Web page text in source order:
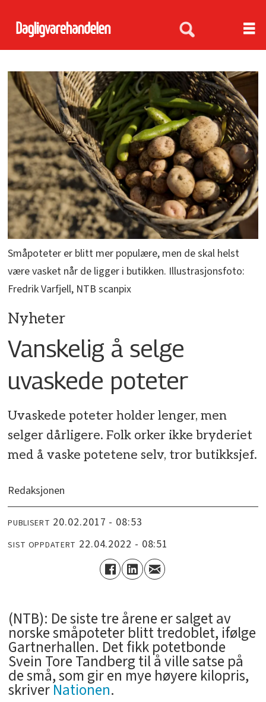
Småpoteter er blitt mer populære, men de skal helst
være vasket når de ligger i butikken. Illustrasjonsfoto:
Fredrik Varfjell, NTB scanpix
Nyheter
Vanskelig å selge
uvaskede poteter
Uvaskede poteter holder lenger, men
selger dårligere. Folk orker ikke bryderiet
med å vaske potetene selv, tror butikksjef.
Redaksjonen
PUBLISERT 20.02.2017 - 08:53
SIST OPPDATERT 22.04.2022 - 08:51
(NTB): De siste tre årene er salget av
norske småpoteter blitt tredoblet, ifølge
Gartnerhallen. Det fikk potetbonde
Svein Tore Tandberg til å ville satse på
de små, som gir en mye høyere kilopris,
skriverNationen.